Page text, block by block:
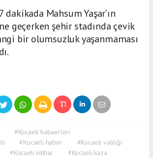
dakikada Mahsum Yaşar’ın
geçerken şehir stadında çevik
bir olumsuzluk yaşanmaması
#Kocaeli habaerleri
#Kocaeli haber
#Kocaeli valiliği
#Kocaeli intihar
#Kocaeli kaza